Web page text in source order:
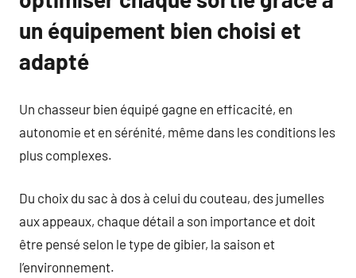
un équipement bien choisi et
adapté
Un chasseur bien équipé gagne en efficacité, en
autonomie et en sérénité, même dans les conditions les
plus complexes.
Du choix du sac à dos à celui du couteau, des jumelles
aux appeaux, chaque détail a son importance et doit
être pensé selon le type de gibier, la saison et
l’environnement.